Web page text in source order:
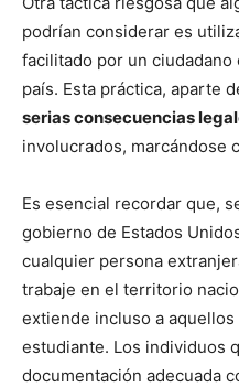
podrían considerar es
facilitado por un
país. Esta práctica, aparte
serias consecuencias
involucrados, marcándose
Es esencial recordar que,
gobierno de Estados
cualquier persona
trabaje en el territorio
extiende incluso a
estudiante. Los individuos
documentación adecuada